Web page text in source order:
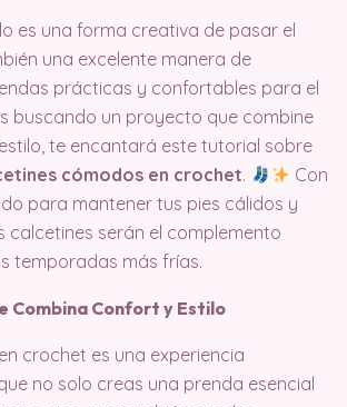
es una forma creativa de pasar el
una excelente manera de
prácticas y confortables para el
buscando un proyecto que combine
te encantará este tutorial sobre
cómodos en crochet.
Con
para mantener tus pies cálidos y
calcetines serán el complemento
temporadas más frías.
Combina Confort y Estilo
crochet es una experiencia
no solo creas una prenda esencial